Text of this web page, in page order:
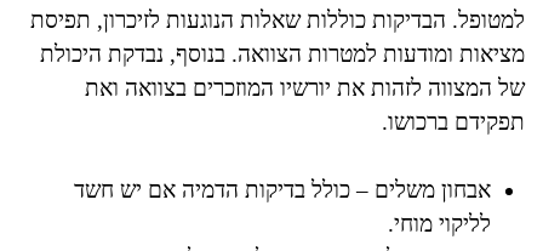
למטופל. הבדיקות כוללות שאלות הנוגעות לזיכרון, תפיסת
מציאות ומודעות למטרות הצוואה. בנוסף, נבדקת היכולת
של המצווה לזהות את יורשיו המוזכרים בצוואה ואת
תפקידם ברכושו.
אבחון משלים – כולל בדיקות הדמיה אם יש חשד
לליקוי מוחי.